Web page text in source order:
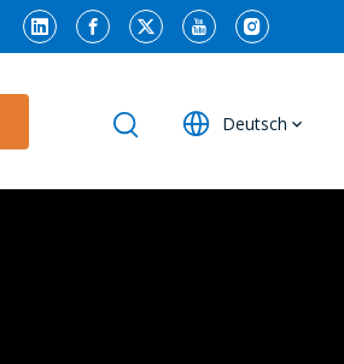
Deutsch